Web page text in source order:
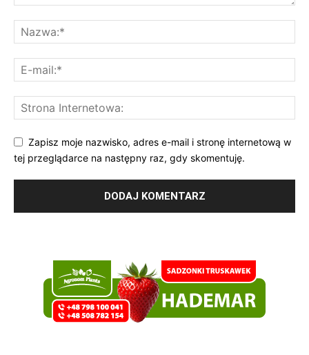
Zapisz moje nazwisko, adres e-mail i stronę internetową w
tej przeglądarce na następny raz, gdy skomentuję.